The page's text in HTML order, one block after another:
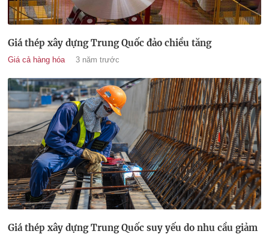
Giá thép xây dựng Trung Quốc đảo chiều tăng
Giá cả hàng hóa 3 năm trước
Giá thép xây dựng Trung Quốc suy yếu do nhu cầu giảm